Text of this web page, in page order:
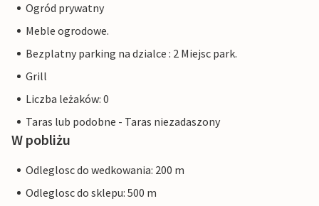
Ogród prywatny
Meble ogrodowe.
Bezplatny parking na dzialce : 2 Miejsc park.
Grill
Liczba leżaków: 0
Taras lub podobne - Taras niezadaszony
W pobliżu
Odleglosc do wedkowania: 200 m
Odleglosc do sklepu: 500 m